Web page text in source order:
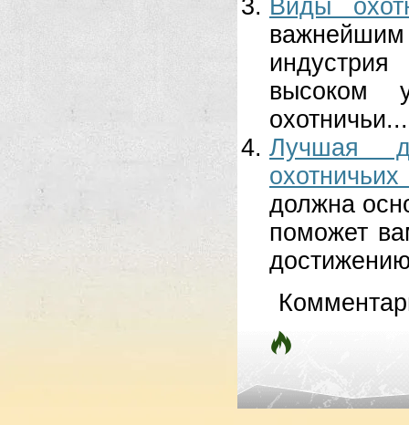
Виды
высоком
охотничьи...
Лучшая
должна
поможет